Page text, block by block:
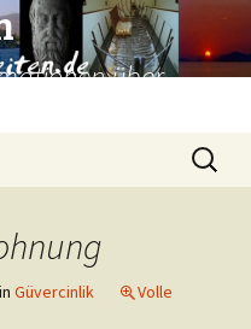
über
Suchen
nach:
Güvercinlik
Volle